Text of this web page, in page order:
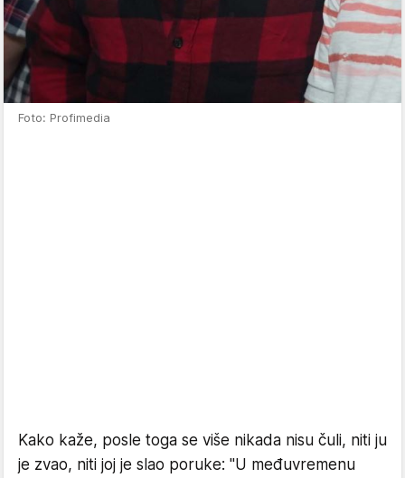
Foto: Profimedia
Kako kaže, posle toga se više nikada nisu čuli, niti ju
je zvao, niti joj je slao poruke: "U međuvremenu